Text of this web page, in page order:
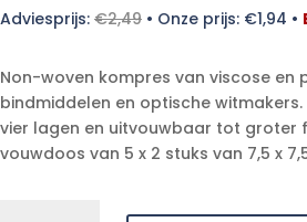
Adviesprijs: €2,49 • Onze prijs: €1,94 •
Non-woven kompres van viscose en
bindmiddelen en optische
vier lagen en uitvouwbaar tot groter
vouwdoos van 5 x 2 stuks van 7,5 x